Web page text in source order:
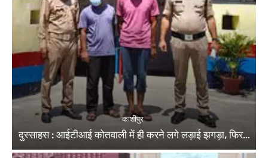
काशीपुर
दुस्साहस : आईटीआई कोतवाली में ही करने लगे लड़ाई झगड़ा, फिर…